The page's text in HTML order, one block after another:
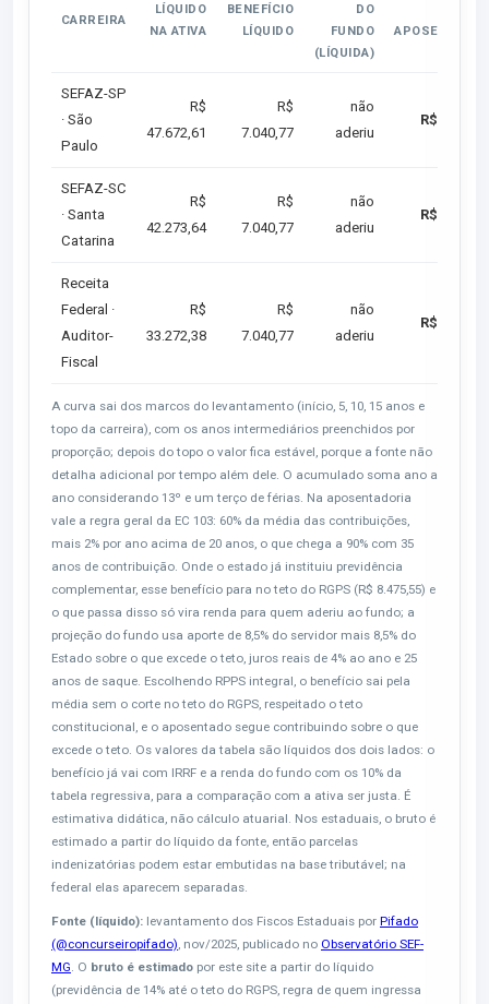
CARREIRA
LÍQUIDO
NA ATIVA
BENEFÍCIO
LÍQUIDO
DO
FUNDO
(LÍQUIDA)
SEFAZ-SP
· São
Paulo
R$
47.672,61
R$
7.040,77
não
aderiu
R$
SEFAZ-SC
· Santa
Catarina
R$
42.273,64
R$
7.040,77
não
aderiu
R$
Receita
Federal ·
Auditor-
Fiscal
R$
33.272,38
R$
7.040,77
não
aderiu
R$
A curva sai dos marcos do levantamento (início, 5, 10, 15 anos e
topo da carreira), com os anos intermediários preenchidos por
proporção; depois do topo o valor fica estável, porque a fonte não
detalha adicional por tempo além dele. O acumulado soma ano a
ano considerando 13º e um terço de férias. Na aposentadoria
vale a regra geral da EC 103: 60% da média das contribuições,
mais 2% por ano acima de 20 anos, o que chega a 90% com 35
anos de contribuição. Onde o estado já instituiu previdência
complementar, esse benefício para no teto do RGPS (R$ 8.475,55) e
o que passa disso só vira renda para quem aderiu ao fundo; a
projeção do fundo usa aporte de 8,5% do servidor mais 8,5% do
Estado sobre o que excede o teto, juros reais de 4% ao ano e 25
anos de saque. Escolhendo RPPS integral, o benefício sai pela
média sem o corte no teto do RGPS, respeitado o teto
constitucional, e o aposentado segue contribuindo sobre o que
excede o teto. Os valores da tabela são líquidos dos dois lados: o
benefício já vai com IRRF e a renda do fundo com os 10% da
tabela regressiva, para a comparação com a ativa ser justa. É
estimativa didática, não cálculo atuarial. Nos estaduais, o bruto é
estimado a partir do líquido da fonte, então parcelas
indenizatórias podem estar embutidas na base tributável; na
federal elas aparecem separadas.
Fonte (líquido): levantamento dos Fiscos Estaduais por Pifado
(@concurseiropifado) , nov/2025, publicado no Observatório SEF-
MG . O bruto é estimado por este site a partir do líquido
(previdência de 14% até o teto do RGPS, regra de quem ingressa